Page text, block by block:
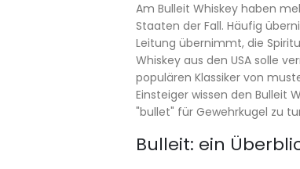
Am Bulleit Whiskey haben
Staaten der Fall. Häufig
Leitung übernimmt, die
Whiskey aus den USA solle
populären Klassiker von
Einsteiger wissen den Bulleit
"bullet" für Gewehrkugel zu
Bulleit: ein